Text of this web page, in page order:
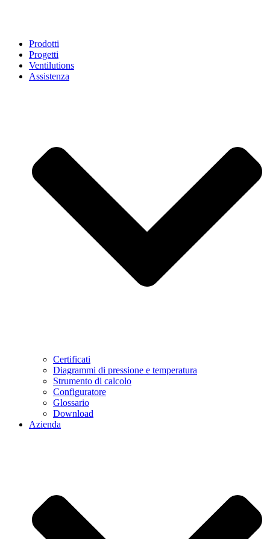
Prodotti
Progetti
Ventilutions
Assistenza
Certificati
Diagrammi di pressione e temperatura
Strumento di calcolo
Configuratore
Glossario
Download
Azienda